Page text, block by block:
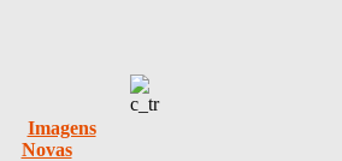
Imagens
Novas